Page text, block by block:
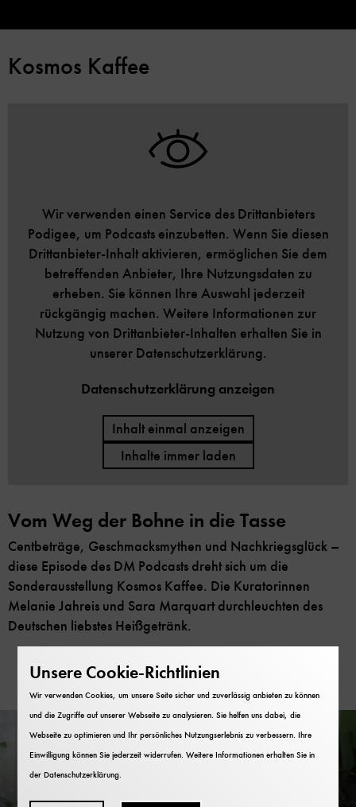
Kosmos Kaffee
Wir verwenden einen Service des Drittanbieters
Podigee, um Podcasts einzubetten. Wenn Sie diesen
Drittanbieter-Inhalt aktivieren, ermöglichen Sie dem
betreffenden Anbieter, Ihre Nutzungsdaten zu
erheben. Sie können Ihre Auswahl jederzeit
rückgängig machen. Weitere Informationen zur
Nutzung von Drittanbieter-Inhalten erhalten Sie in
unserer Datenschutzerklärung.
Datenschutzerklärung anzeigen
Inhalt einmal anzeigen
Inhalte immer laden
Vom Weg der Bohne in die Tasse
Centbeträge, Geschmacksmythen und Nachkriegsglück –
diese Episode des DM Podcasts dreht sich um die
Sonderausstellung Kosmos Kaffee. Die Kuratorinnen
Melanie Jahreis und Sara Marquart durchleuchten des
Deutschen liebstes Heißgetränk.
Aus unserem Blog
Unsere Cookie-Richtlinien
Wir verwenden Cookies, um unsere Seite sicher und zuverlässig anbieten zu können
und die Zugriffe auf unserer Webseite zu analysieren. Sie helfen uns dabei, die
Webseite zu optimieren und Ihr persönliches Nutzungserlebnis zu verbessern. Ihre
Einwilligung können Sie jederzeit widerrufen. Weitere Informationen erhalten Sie in
derDatenschutzerklärung